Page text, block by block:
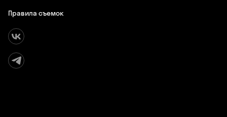
Правила съемок